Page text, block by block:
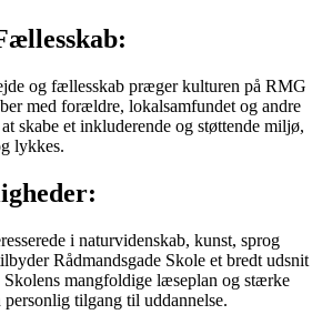
og fællesskab præger kulturen på RMG
med forældre, lokalsamfundet og andre
skabe et inkluderende og støttende miljø,
lykkes.
i naturvidenskab, kunst, sprog
Rådmandsgade Skole et bredt udsnit
Skolens mangfoldige læseplan og stærke
tilgang til uddannelse.